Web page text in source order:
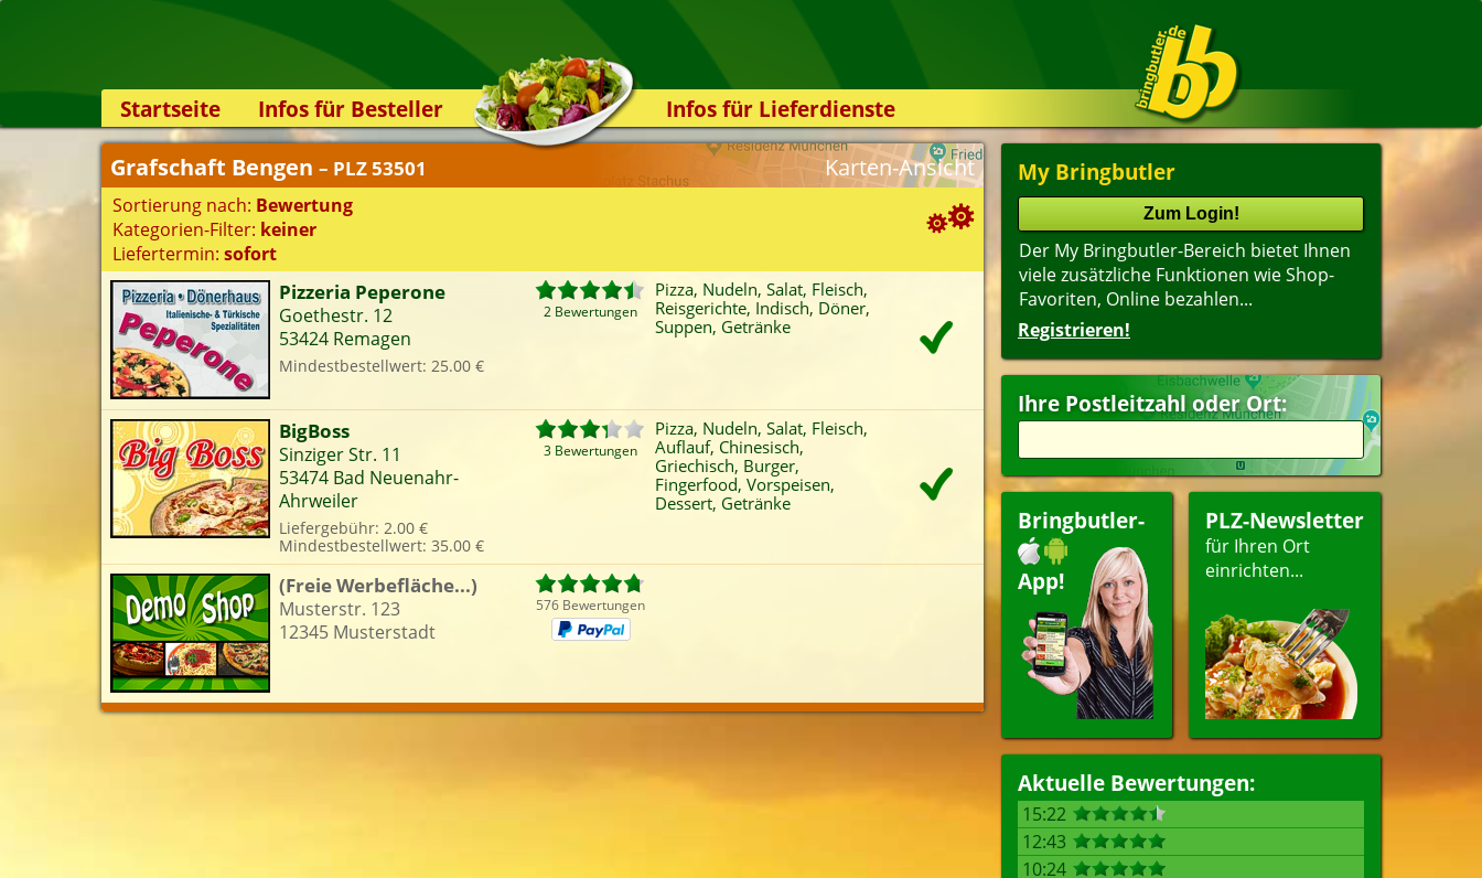
Startseite
Infos für Besteller
Lieferservice-App
Weiterempfehlen
Newsletter
Sicherheit
Kontakt
Infos für Lieferdienste
Kassensystem
Zuverlässigkeit
Das Bestellsystem
Der Bestellvorgang
Styles
Kontakt
My Bringbutler
Der My Bringbutler-Bereich bietet Ihnen
viele zusätzliche Funktionen wie Shop-
Favoriten, Online bezahlen...
Registrieren!
Ihre Postleitzahl oder Ort:
Bringbutler-
App!
PLZ-Newsletter
für Ihren Ort
einrichten...
Aktuelle Bewertungen:
15:22
12:43
10:24
Suchoptionen
Sortierung:
Mindestbestellwert
Name
Alter(ältester Shop zuerst)
Kategorien-Filter:
Pizza
Nudeln
Auflauf
Reisgerichte
Chinesisch
Griechisch
Indisch
Döner
Burger
Suppen
Dessert
Getränke
Liefertermin:
sofort
für
Karten-Ansicht
Grafschaft Bengen – PLZ 53501
Sortierung nach: Bewertung
Kategorien-Filter: keiner
Liefertermin: sofort
Pizzeria Peperone
Goethestr. 12
53424 Remagen
Mindestbestellwert: 25.00 €
2 Bewertungen
Pizza, Nudeln, Salat, Fleisch,
Reisgerichte, Indisch, Döner,
Suppen, Getränke
BigBoss
Sinziger Str. 11
53474 Bad Neuenahr-
Ahrweiler
Liefergebühr: 2.00 €
Mindestbestellwert: 35.00 €
3 Bewertungen
Pizza, Nudeln, Salat, Fleisch,
Auflauf, Chinesisch,
Griechisch, Burger,
Fingerfood, Vorspeisen,
Dessert, Getränke
(Freie Werbefläche...)
Musterstr. 123
12345 Musterstadt
576 Bewertungen